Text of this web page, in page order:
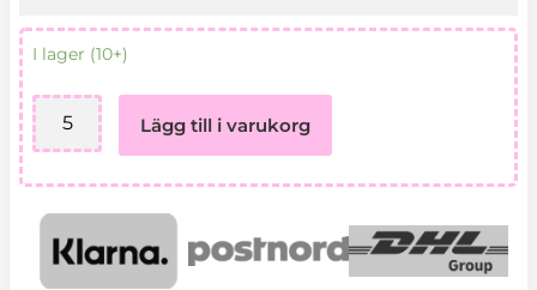
I lager (10+)
Lime
knapp
45
mm
mängd
Lägg till i varukorg